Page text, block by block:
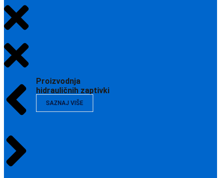
Proizvodnja
hidrauličnih zaptivki
SAZNAJ VIŠE